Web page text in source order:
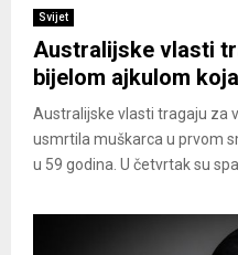
Svijet
Australijske vlasti
bijelom ajkulom
Australijske vlasti tragaju za
usmrtila muškarca u prvom
u 59 godina. U četvrtak su